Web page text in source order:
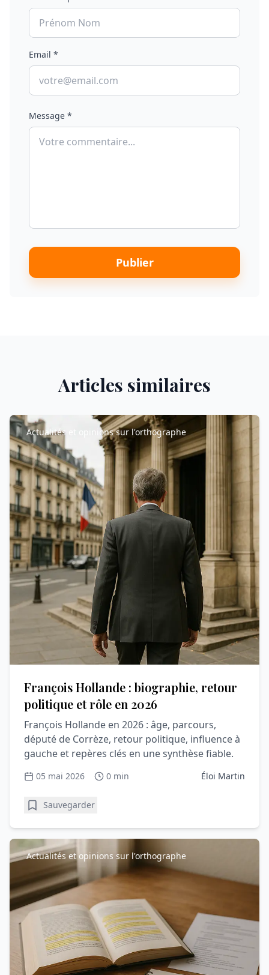
Email *
Message *
Publier
Articles similaires
Actualités et opinions sur l'orthographe
François Hollande : biographie, retour
politique et rôle en 2026
François Hollande en 2026 : âge, parcours,
député de Corrèze, retour politique, influence à
gauche et repères clés en une synthèse fiable.
05 mai 2026 0 min Éloi Martin
Sauvegarder
Actualités et opinions sur l'orthographe